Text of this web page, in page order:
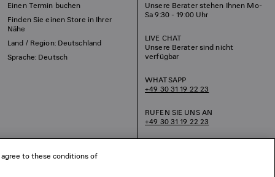
Einen Termin buchen
Finden Sie einen Store in Ihrer
Nähe
Land / Region: Deutschland
Sprache: Deutsch
Unsere Berater stehen Ihnen Mo-
Sa 9:30 - 19:00 Uhr
LIVE CHAT
Unsere Berater sind nicht
verfügbar
WHATSAPP
+49 30 31 19 22 23
RUFEN SIE UNS AN
+49 30 31 19 22 23
to these conditions of